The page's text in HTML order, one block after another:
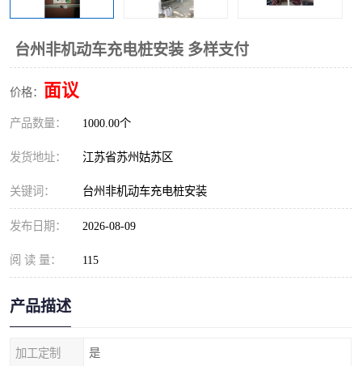
台州非机动车充电桩安装 多样支付
价格： 面议
产品数量： 1000.00个
发货地址： 江苏省苏州姑苏区
关键词： 台州非机动车充电桩安装
发布日期： 2026-08-09
阅 读 量： 115
产品描述
加工定制 是